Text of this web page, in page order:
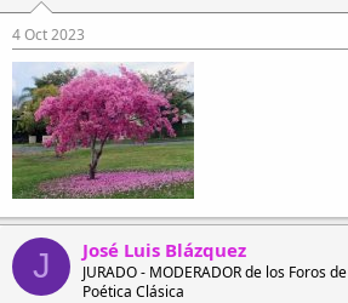
4 Oct 2023
J José Luis Blázquez
JURADO - MODERADOR de los Foros de
Poética Clásica